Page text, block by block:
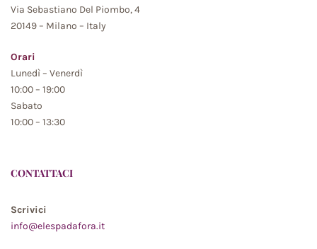
Via Sebastiano Del Piombo, 4
20149 – Milano – Italy
Orari
Lunedì – Venerdì
10:00 – 19:00
Sabato
10:00 – 13:30
CONTATTACI
Scrivici
info@elespadafora.it